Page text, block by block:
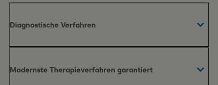
Diagnostische Verfahren
Modernste Therapieverfahren garantiert